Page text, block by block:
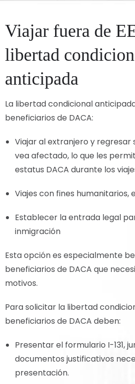
Viajar fuera de
libertad
anticipada
La libertad condicional
beneficiarios de DACA:
Viajar al extranjero y regresar
vea afectado, lo que les
estatus DACA durante los
Viajes con fines humanitarios,
Establecer la entrada legal
inmigración
Esta opción es especialmente
beneficiarios de DACA que
motivos.
Para solicitar la libertad
beneficiarios de DACA deben:
Presentar el formulario I-131,
documentos justificativos
presentación.